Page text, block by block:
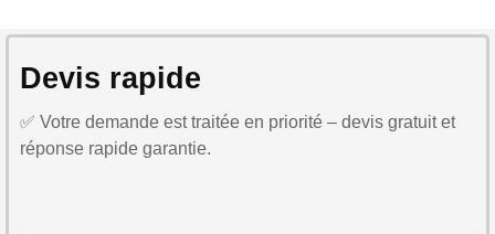
Devis rapide
✅ Votre demande est traitée en priorité – devis gratuit et
réponse rapide garantie.